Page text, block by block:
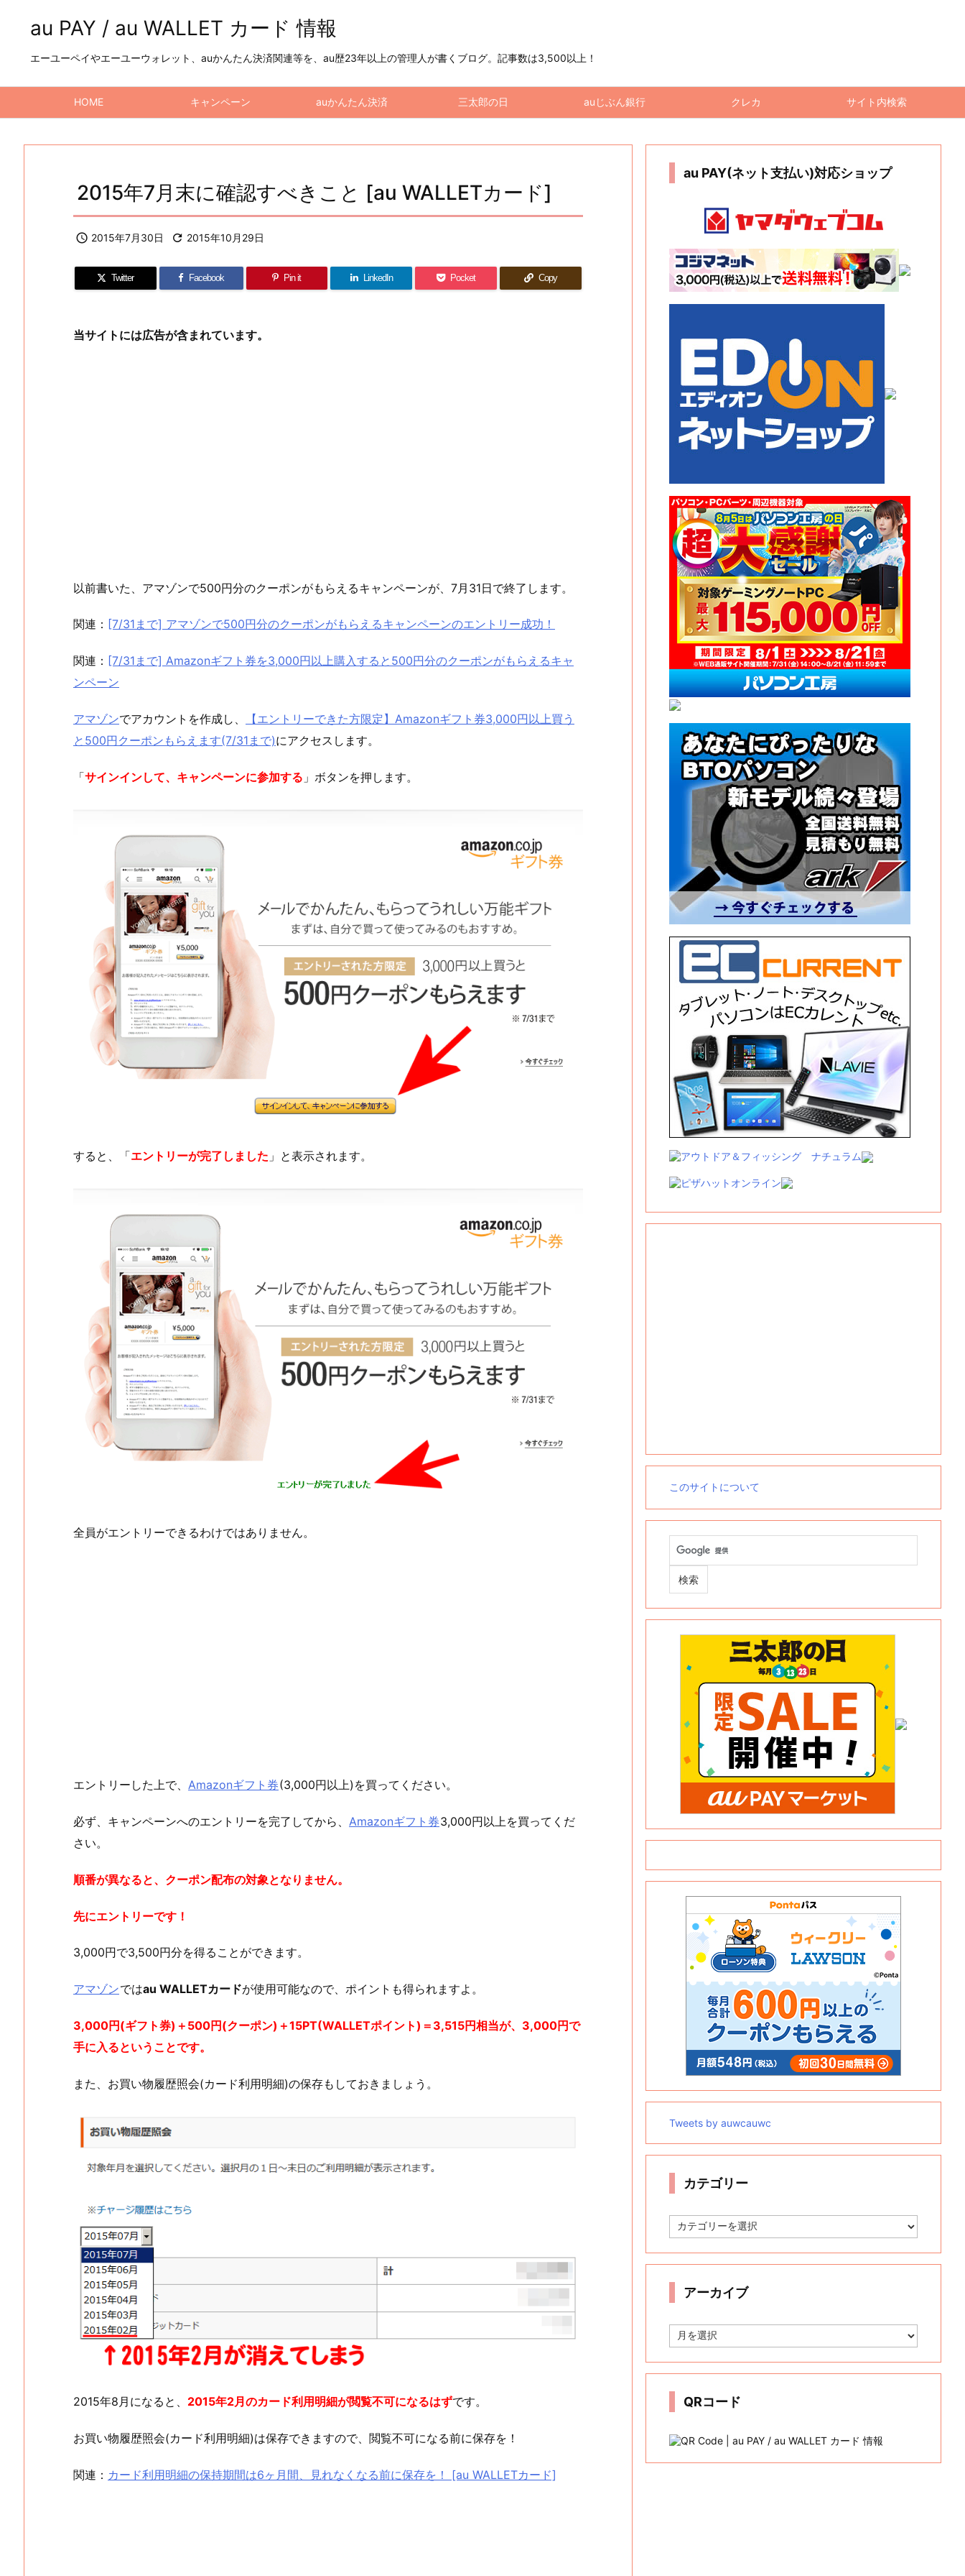
au PAY / au WALLET カード 情報
エーユーペイやエーユーウォレット、auかんたん決済関連等を、au歴23年以上の管理人が書くブログ。記事数は3,500以上！
HOME キャンペーン auかんたん決済 三太郎の日 auじぶん銀行 クレカ サイト内検索
2015年7月末に確認すべきこと [au WALLETカード]
 2015年7月30日  2015年10月29日
Twitter Facebook Pin it LinkedIn Pocket Copy
当サイトには広告が含まれています。
以前書いた、アマゾンで500円分のクーポンがもらえるキャンペーンが、7月31日で終了します。
関連： [7/31まで] アマゾンで500円分のクーポンがもらえるキャンペーンのエントリー成功！
関連： [7/31まで] Amazonギフト券を3,000円以上購入すると500円分のクーポンがもらえるキャ
ンペーン
アマゾンでアカウントを作成し、
【エントリーできた方限定】Amazonギフト券3,000円以上買う
と500円クーポンもらえます(7/31まで)にアクセスします。
「サインインして、キャンペーンに参加する 」ボタンを押します。
すると、「エントリーが完了しました 」と表示されます。
全員がエントリーできるわけではありません。
エントリーした上で、 Amazonギフト券(3,000円以上)を買ってください。
必ず、キャンペーンへのエントリーを完了してから、 Amazonギフト券3,000円以上を買ってくだ
さい。
順番が異なると、クーポン配布の対象となりません。
先にエントリーです！
3,000円で3,500円分を得ることができます。
アマゾンではau WALLETカードが使用可能なので、ポイントも得られますよ。
3,000円(ギフト券)＋500円(クーポン)＋15PT(WALLETポイント)＝3,515円相当が、3,000円で
手に入るということです。
また、お買い物履歴照会(カード利用明細)の保存もしておきましょう。
2015年8月になると、 2015年2月のカード利用明細が閲覧不可になるはずです。
お買い物履歴照会(カード利用明細)は保存できますので、閲覧不可になる前に保存を！
関連： カード利用明細の保持期間は6ヶ月間、見れなくなる前に保存を！ [au WALLETカード]
au PAY(ネット支払い)対応ショップ
このサイトについて
Tweets by auwcauwc
カテゴリー
テ
リ
アーカイブ
ー
イ
QRコード